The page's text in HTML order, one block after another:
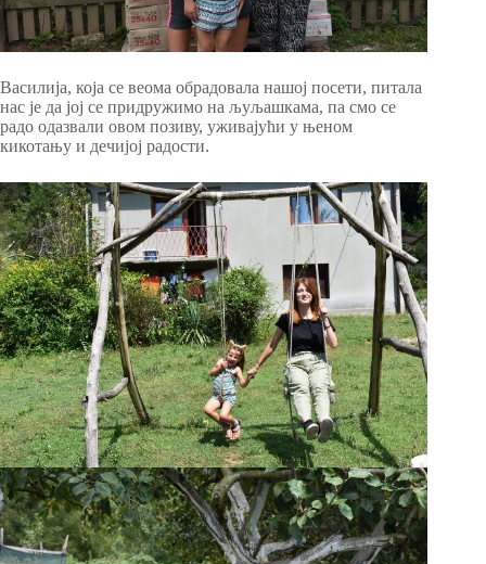
Василија, која се веома обрадовала нашој посети, питала
нас је да јој се придружимо на љуљашкама, па смо се
радо одазвали овом позиву, уживајући у њеном
кикотању и дечијој радости.